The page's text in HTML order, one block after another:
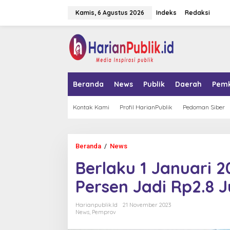
Kamis, 6 Agustus 2026 Indeks Redaksi
Beranda News Publik Daerah
Kontak Kami Profil HarianPublik Pedoman Siber
Beranda / News
r
l
u
Berlaku 1 Januari
Persen Jadi Rp2.8
Harianpublik.id
21 November 2023
News, Pemprov